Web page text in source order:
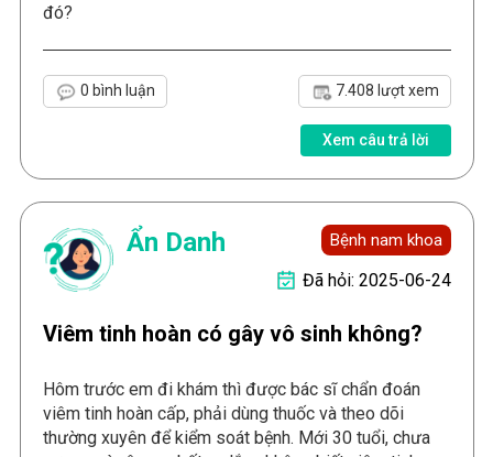
đó?
0 bình luận 7.408 lượt xem
Xem câu trả lời
Ẩn Danh Bệnh nam khoa
Đã hỏi: 2025-06-24
Viêm tinh hoàn có gây vô sinh không?
Hôm trước em đi khám thì được bác sĩ chẩn đoán
viêm tinh hoàn cấp, phải dùng thuốc và theo dõi
thường xuyên để kiểm soát bệnh. Mới 30 tuổi, chưa